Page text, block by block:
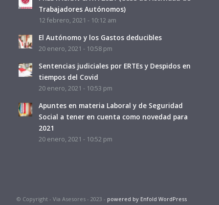
Trabajadores Autónomos)
12 febrero, 2021 - 10:12 am
El Autónomo y los Gastos deducibles
20 enero, 2021 - 10:58 pm
Sentencias judiciales por ERTEs y Despidos en
tiempos del Covid
20 enero, 2021 - 10:53 pm
Apuntes en materia Laboral y de Seguridad
Social a tener en cuenta como novedad para
2021
20 enero, 2021 - 10:52 pm
© Copyright - Via Asesores - 2023 - powered by Enfold WordPress